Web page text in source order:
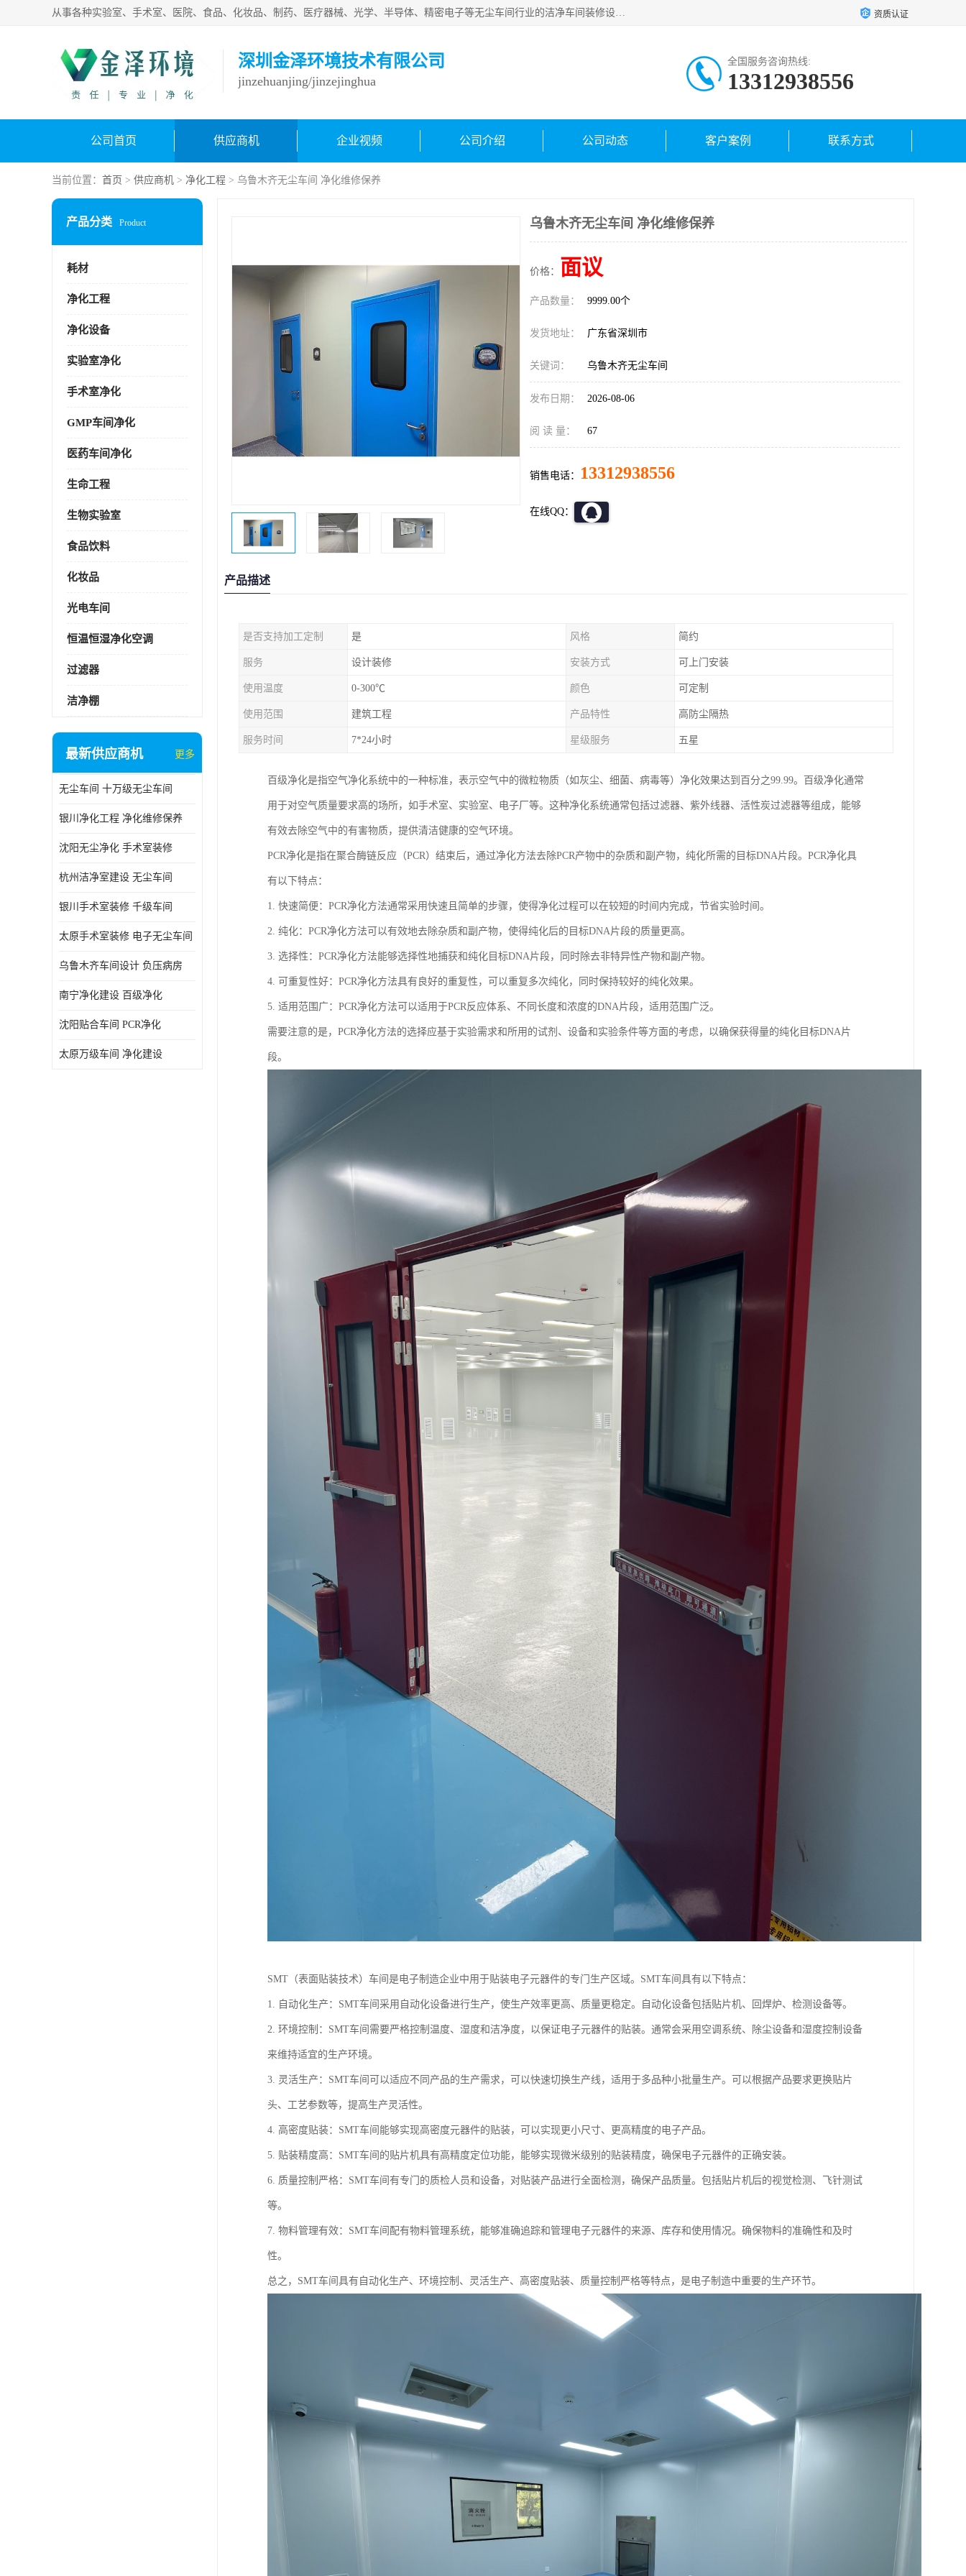
从事各种实验室、手术室、医院、食品、化妆品、制药、医疗器械、光学、半导体、精密电子等无尘车间行业的洁净车间装修设计、净化设备、恒温恒湿空调的设计制作与安装、净化系统工程项目施工及其技术支持服务。 资质认证
深圳金泽环境技术有限公司
jinzehuanjing/jinzejinghua
全国服务咨询热线:
13312938556
公司首页 供应商机 企业视频 公司介绍 公司动态 客户案例 联系方式
当前位置： 首页 > 供应商机 > 净化工程 > 乌鲁木齐无尘车间 净化维修保养
产品分类 Product
耗材
净化工程
净化设备
实验室净化
手术室净化
GMP车间净化
医药车间净化
生命工程
生物实验室
食品饮料
化妆品
光电车间
恒温恒湿净化空调
过滤器
洁净棚
最新供应商机 更多
无尘车间 十万级无尘车间
银川净化工程 净化维修保养
沈阳无尘净化 手术室装修
杭州洁净室建设 无尘车间
银川手术室装修 千级车间
太原手术室装修 电子无尘车间
乌鲁木齐车间设计 负压病房
南宁净化建设 百级净化
沈阳贴合车间 PCR净化
太原万级车间 净化建设
乌鲁木齐无尘车间 净化维修保养
价格： 面议
产品数量： 9999.00个
发货地址： 广东省深圳市
关键词： 乌鲁木齐无尘车间
发布日期： 2026-08-06
阅 读 量： 67
销售电话： 13312938556
在线QQ：
产品描述
是否支持加工定制 是 风格 简约
服务 设计装修 安装方式 可上门安装
使用温度 0-300℃ 颜色 可定制
使用范围 建筑工程 产品特性 高防尘隔热
服务时间 7*24小时 星级服务 五星
百级净化是指空气净化系统中的一种标准，表示空气中的微粒物质（如灰尘、细菌、病毒等）净化效果达到百分之99.99。百级净化通常
用于对空气质量要求高的场所，如手术室、实验室、电子厂等。这种净化系统通常包括过滤器、紫外线器、活性炭过滤器等组成，能够
有效去除空气中的有害物质，提供清洁健康的空气环境。
PCR净化是指在聚合酶链反应（PCR）结束后，通过净化方法去除PCR产物中的杂质和副产物，纯化所需的目标DNA片段。PCR净化具
有以下特点：
1. 快速简便：PCR净化方法通常采用快速且简单的步骤，使得净化过程可以在较短的时间内完成，节省实验时间。
2. 纯化：PCR净化方法可以有效地去除杂质和副产物，使得纯化后的目标DNA片段的质量更高。
3. 选择性：PCR净化方法能够选择性地捕获和纯化目标DNA片段，同时除去非特异性产物和副产物。
4. 可重复性好：PCR净化方法具有良好的重复性，可以重复多次纯化，同时保持较好的纯化效果。
5. 适用范围广：PCR净化方法可以适用于PCR反应体系、不同长度和浓度的DNA片段，适用范围广泛。
需要注意的是，PCR净化方法的选择应基于实验需求和所用的试剂、设备和实验条件等方面的考虑，以确保获得量的纯化目标DNA片
段。
SMT（表面贴装技术）车间是电子制造企业中用于贴装电子元器件的专门生产区域。SMT车间具有以下特点：
1. 自动化生产：SMT车间采用自动化设备进行生产，使生产效率更高、质量更稳定。自动化设备包括贴片机、回焊炉、检测设备等。
2. 环境控制：SMT车间需要严格控制温度、湿度和洁净度，以保证电子元器件的贴装。通常会采用空调系统、除尘设备和湿度控制设备
来维持适宜的生产环境。
3. 灵活生产：SMT车间可以适应不同产品的生产需求，可以快速切换生产线，适用于多品种小批量生产。可以根据产品要求更换贴片
头、工艺参数等，提高生产灵活性。
4. 高密度贴装：SMT车间能够实现高密度元器件的贴装，可以实现更小尺寸、更高精度的电子产品。
5. 贴装精度高：SMT车间的贴片机具有高精度定位功能，能够实现微米级别的贴装精度，确保电子元器件的正确安装。
6. 质量控制严格：SMT车间有专门的质检人员和设备，对贴装产品进行全面检测，确保产品质量。包括贴片机后的视觉检测、飞针测试
等。
7. 物料管理有效：SMT车间配有物料管理系统，能够准确追踪和管理电子元器件的来源、库存和使用情况。确保物料的准确性和及时
性。
总之，SMT车间具有自动化生产、环境控制、灵活生产、高密度贴装、质量控制严格等特点，是电子制造中重要的生产环节。